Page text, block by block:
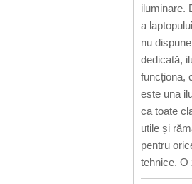
iluminare.
a
nu
dedicată,
funcționa,
este una
ca toate
utile și
pentru
tehnice. O